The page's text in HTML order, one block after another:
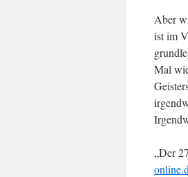
Aber
ist im
Mal
„Der